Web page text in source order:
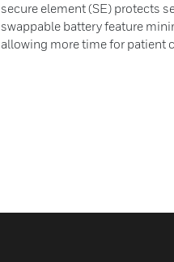
secure element (SE) protects
swappable battery feature
allowing more time for patient